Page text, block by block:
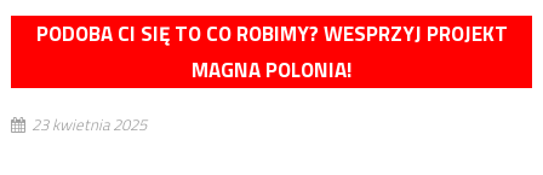
PODOBA CI SIĘ TO CO ROBIMY? WESPRZYJ PROJEKT
MAGNA POLONIA!
23 kwietnia 2025